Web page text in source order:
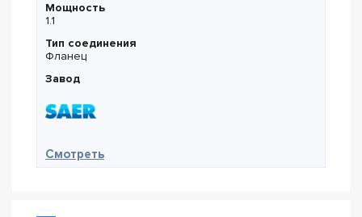
Мощность
1.1
Тип соединения
Фланец
Завод
Смотреть— Saer L-4P 50-200S-192